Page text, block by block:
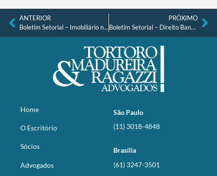
ANTERIOR
Boletim Setorial – Imobiliário nº 53, de agosto de 2025
PRÓXIMO
Boletim Setorial – Direito Bancário e Financeiro nº 53, de setembro de 2025
Home
O Escritório
Sócios
Advogados
São Paulo
(11) 3018-4848
Brasília
(61) 3247-3501